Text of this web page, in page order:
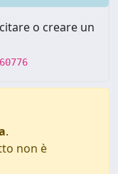
o creare un
.
non è